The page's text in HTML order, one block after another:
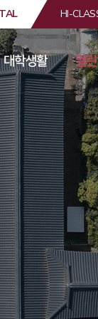
HI-
대학생활 열